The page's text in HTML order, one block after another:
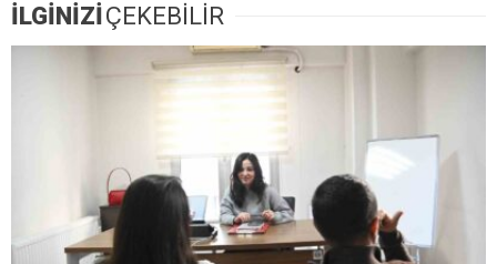
İLGİNİZİ ÇEKEBİLİR